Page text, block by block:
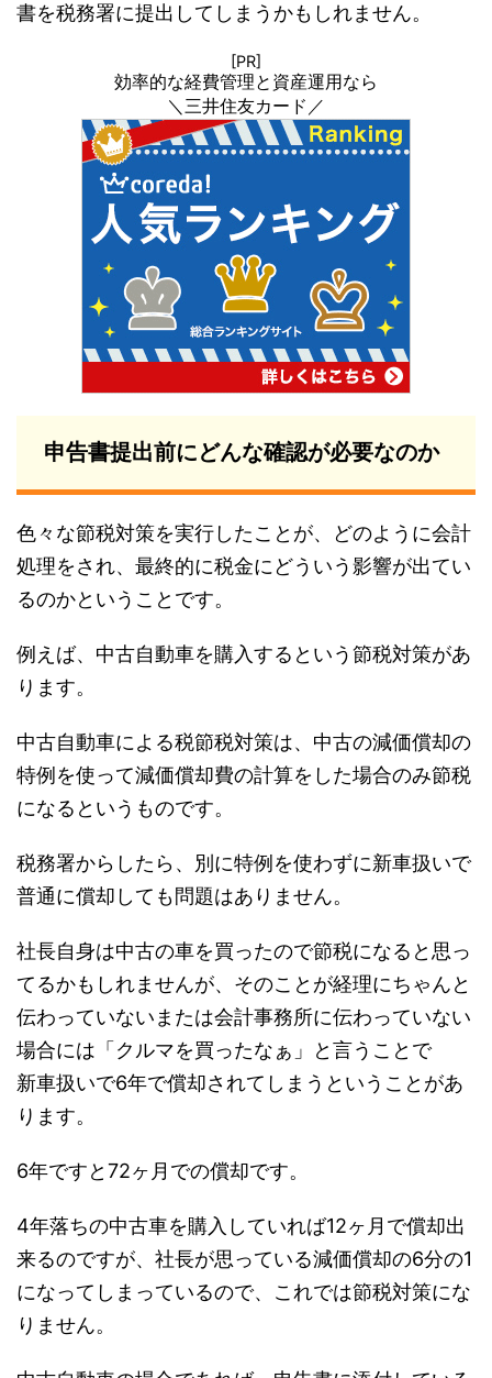
書を税務署に提出してしまうかもしれません。
[PR]
効率的な経費管理と資産運用なら
＼三井住友カード／
申告書提出前にどんな確認が必要なのか
色々な節税対策を実行したことが、どのように会計
処理をされ、最終的に税金にどういう影響が出てい
るのかということです。
例えば、中古自動車を購入するという節税対策があ
ります。
中古自動車による税節税対策は、中古の減価償却の
特例を使って減価償却費の計算をした場合のみ節税
になるというものです。
税務署からしたら、別に特例を使わずに新車扱いで
普通に償却しても問題はありません。
社長自身は中古の車を買ったので節税になると思っ
てるかもしれませんが、そのことが経理にちゃんと
伝わっていないまたは会計事務所に伝わっていない
場合には「クルマを買ったなぁ」と言うことで
新車扱いで6年で償却されてしまうということがあ
ります。
6年ですと72ヶ月での償却です。
4年落ちの中古車を購入していれば12ヶ月で償却出
来るのですが、社長が思っている減価償却の6分の1
になってしまっているので、これでは節税対策にな
りません。